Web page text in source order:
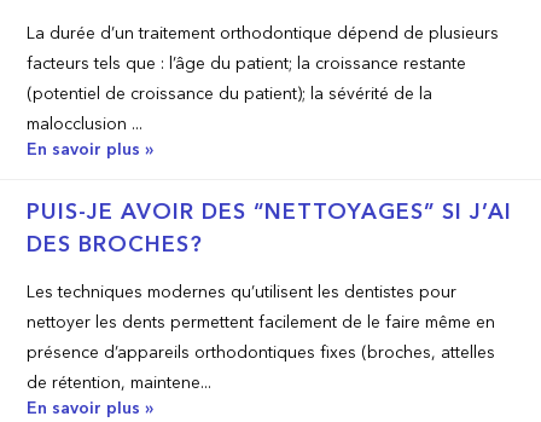
La durée d’un traitement orthodontique dépend de plusieurs
facteurs tels que : l’âge du patient; la croissance restante
(potentiel de croissance du patient); la sévérité de la
malocclusion ...
En savoir plus »
PUIS-JE AVOIR DES “NETTOYAGES” SI J’AI
DES BROCHES?
Les techniques modernes qu’utilisent les dentistes pour
nettoyer les dents permettent facilement de le faire même en
présence d’appareils orthodontiques fixes (broches, attelles
de rétention, maintene...
En savoir plus »